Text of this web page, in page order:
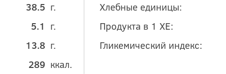
Хлебные единицы:
Продукта в 1 ХЕ:
г.
38.5
г.
5.1
г.
13.8
ккал.
289
Гликемический индекс: